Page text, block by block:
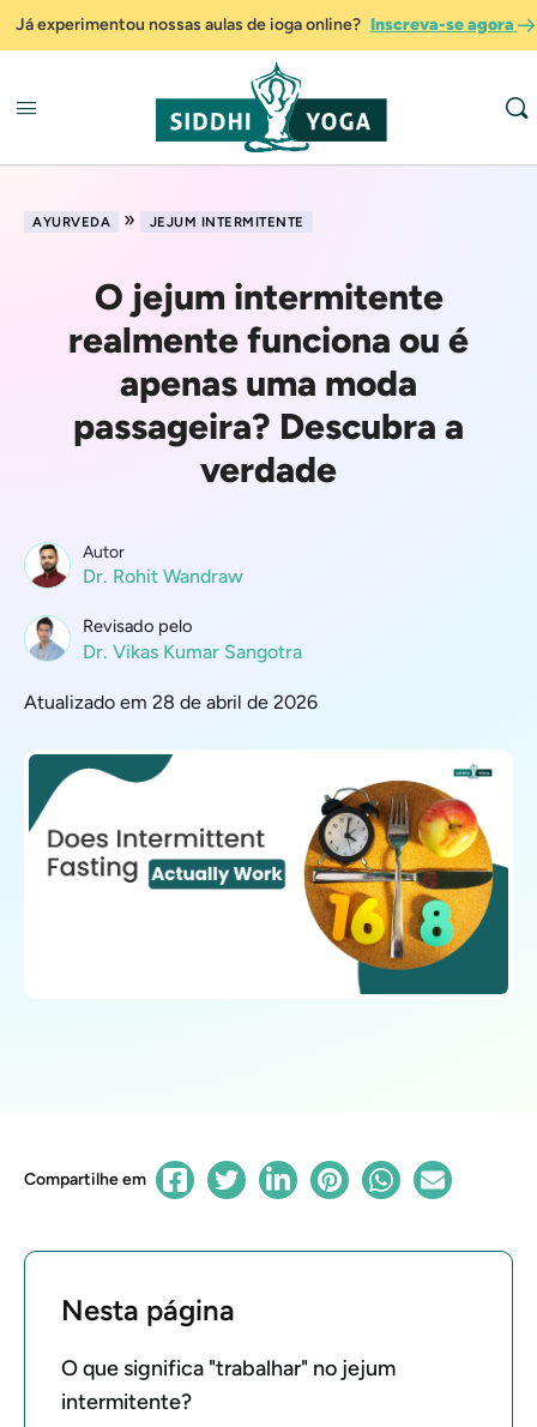
Já experimentou nossas aulas de ioga online? Inscreva-se agora
AYURVEDA » JEJUM INTERMITENTE
O jejum intermitente
realmente funciona ou é
apenas uma moda
passageira? Descubra a
verdade
Autor
Dr. Rohit Wandraw
Revisado pelo
Dr. Vikas Kumar Sangotra
Atualizado em 28 de abril de 2026
Compartilhe em
Nesta página
O que significa "trabalhar" no jejum
intermitente?